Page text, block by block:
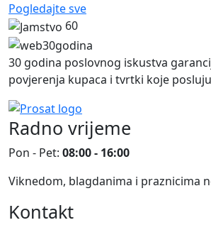
Pogledajte sve
60
30 godina poslovnog iskustva
povjerenja kupaca i tvrtki koje
Radno vrijeme
Pon - Pet: 08:00 - 16:00
Viknedom, blagdanima i praznicima
Kontakt